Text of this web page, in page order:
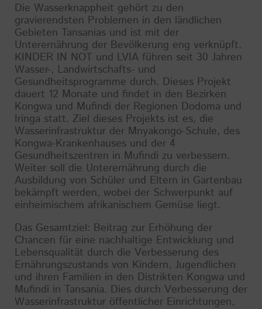
Die Wasserknappheit gehört zu den
gravierendsten Problemen in den ländlichen
Gebieten Tansanias und ist mit der
Unterernährung der Bevölkerung eng verknüpft.
KINDER IN NOT und LVIA führen seit 30 Jahren
Wasser-, Landwirtschafts- und
Gesundheitsprogramme durch. Dieses Projekt
dauert 12 Monate und findet in den Bezirken
Kongwa und Mufindi der Regionen Dodoma und
Iringa statt. Ziel dieses Projekts ist es, die
Wasserinfrastruktur der Mnyakongo-Schule, des
Kongwa-Krankenhauses und der 4
Gesundheitszentren in Mufindi zu verbessern.
Weiter soll die Unterernährung durch die
Ausbildung von Schüler und Eltern in Gartenbau
bekämpft werden, wobei der Schwerpunkt auf
einheimischem afrikanischem Gemüse liegt.
Das Gesamtziel: Beitrag zur Erhöhung der
Chancen für eine nachhaltige Entwicklung und
Lebensqualität durch die Verbesserung des
Ernährungszustands von Kindern, Jugendlichen
und ihren Familien in den Distrikten Kongwa und
Mufindi in Tansania. Dies durch Verbesserung der
Wasserinfrastruktur öffentlicher Einrichtungen,